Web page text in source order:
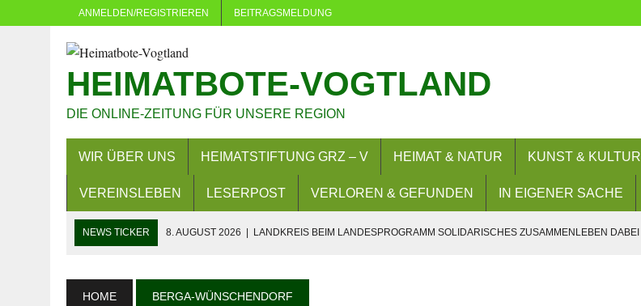
ANMELDEN/REGISTRIEREN BEITRAGSMELDUNG
HEIMATBOTE-VOGTLAND
DIE ONLINE-ZEITUNG FÜR UNSERE REGION
WIR ÜBER UNS HEIMATSTIFTUNG GRZ – V HEIMAT & NATUR KUNST & KULTUR
VEREINSLEBEN LESERPOST VERLOREN & GEFUNDEN IN EIGENER SACHE
NEWS TICKER 8. AUGUST 2026 LANDKREIS BEIM LANDESPROGRAMM SOLIDARISCHES ZUSAMMENLEBEN DABEI
HOME BERGA-WÜNSCHENDORF